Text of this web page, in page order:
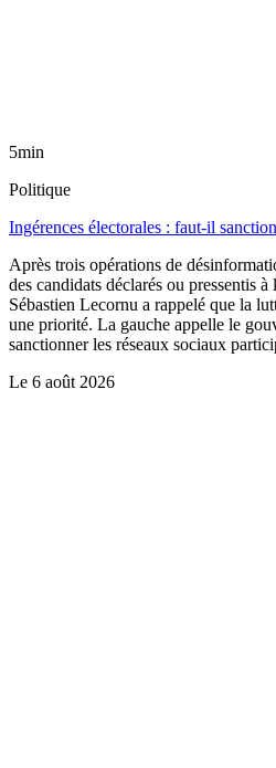
5min
Politique
Ingérences électorales : faut-il
Après trois opérations de
des candidats déclarés ou pressentis
Sébastien Lecornu a rappelé que la
une priorité. La gauche appelle le
sanctionner les réseaux sociaux
Le 6 août 2026